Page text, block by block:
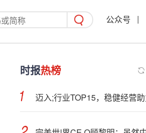
公众号
时报热榜